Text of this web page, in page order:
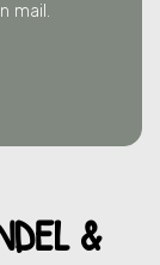
mail.
&